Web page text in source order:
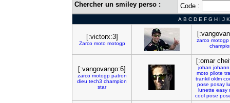
Chercher un smiley perso : Code :
A B C D E F G H I J K
[:victorx:3]
Zarco moto motogp
zarco motogp
[:vangovango:6]
zarco motogp patron
dieu tech3 champion
star
[:omar
johan johann
moto pilote
trankil oklm
pose posay
lunette easy
cool pose